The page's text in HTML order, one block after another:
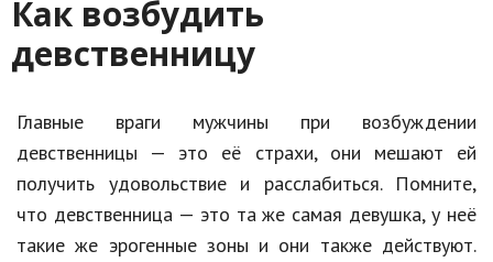
Как возбудить
девственницу
Главные враги мужчины при возбуждении
девственницы — это её страхи, они мешают ей
получить удовольствие и расслабиться. Помните,
что девственница — это та же самая девушка, у неё
такие же эрогенные зоны и они также действуют.